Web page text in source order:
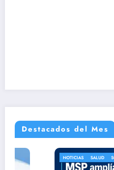
Destacados del Mes
SALUD SOCIALES